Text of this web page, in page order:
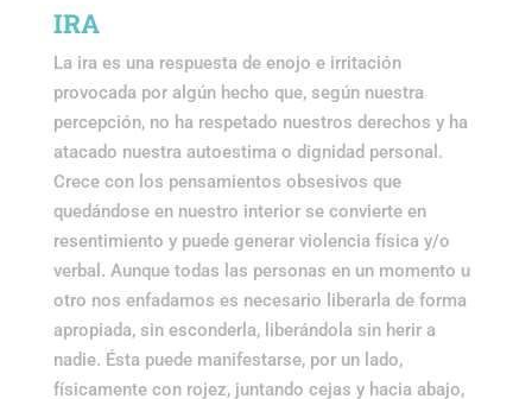
IRA
La ira es una respuesta de enojo e irritación
provocada por algún hecho que, según nuestra
percepción, no ha respetado nuestros derechos y ha
atacado nuestra autoestima o dignidad personal.
Crece con los pensamientos obsesivos que
quedándose en nuestro interior se convierte en
resentimiento y puede generar violencia física y/o
verbal. Aunque todas las personas en un momento u
otro nos enfadamos es necesario liberarla de forma
apropiada, sin esconderla, liberándola sin herir a
nadie. Ésta puede manifestarse, por un lado,
físicamente con rojez, juntando cejas y hacia abajo,